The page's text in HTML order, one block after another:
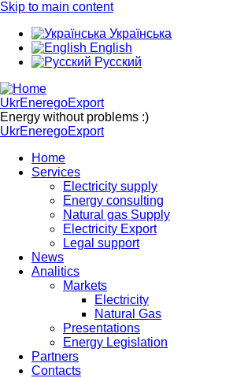
Skip to main content
Українська
English
Русский
UkrEneregoExport
Energy without problems :)
UkrEneregoExport
Home
Services
Electricity supply
Energy consulting
Natural gas Supply
Electricity Export
Legal support
News
Analitics
Markets
Electricity
Natural Gas
Presentations
Energy Legislation
Partners
Contacts